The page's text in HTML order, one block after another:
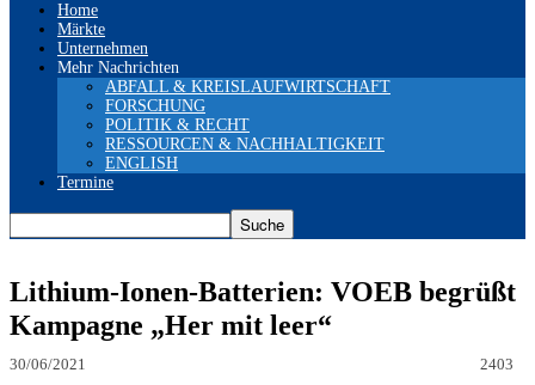
Home
Märkte
Unternehmen
Mehr Nachrichten
ABFALL & KREISLAUFWIRTSCHAFT
FORSCHUNG
POLITIK & RECHT
RESSOURCEN & NACHHALTIGKEIT
ENGLISH
Termine
Lithium-Ionen-Batterien: VOEB begrüßt
Kampagne „Her mit leer“
30/06/2021 2403